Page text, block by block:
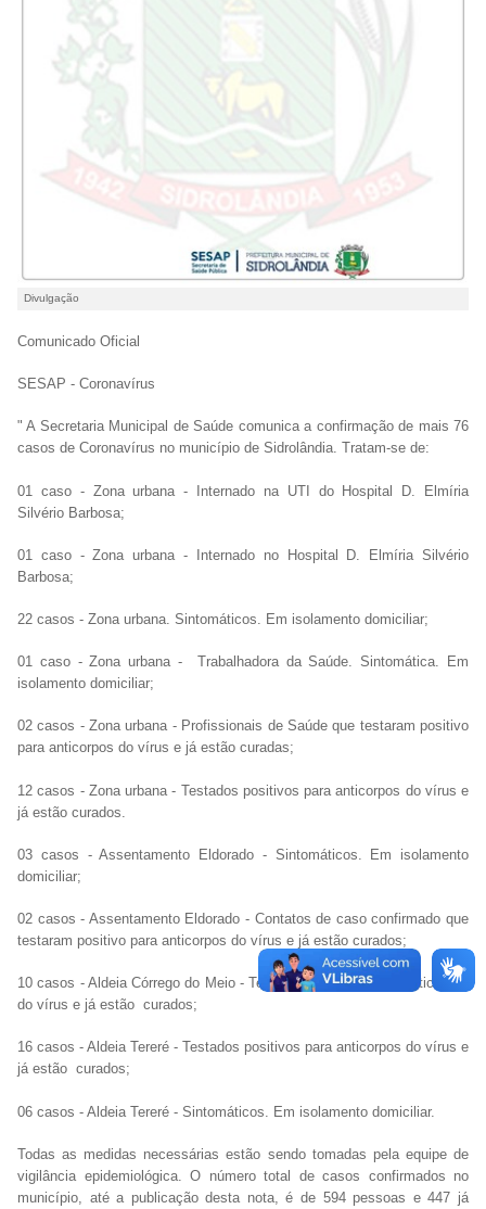
Divulgação
Comunicado Oficial
SESAP - Coronavírus
" A Secretaria Municipal de Saúde comunica a confirmação de mais 76
casos de Coronavírus no município de Sidrolândia. Tratam-se de:
01 caso - Zona urbana - Internado na UTI do Hospital D. Elmíria
Silvério Barbosa;
01 caso - Zona urbana - Internado no Hospital D. Elmíria Silvério
Barbosa;
22 casos - Zona urbana. Sintomáticos. Em isolamento domiciliar;
01 caso - Zona urbana - Trabalhadora da Saúde. Sintomática. Em
isolamento domiciliar;
02 casos - Zona urbana - Profissionais de Saúde que testaram positivo
para anticorpos do vírus e já estão curadas;
12 casos - Zona urbana - Testados positivos para anticorpos do vírus e
já estão curados.
03 casos - Assentamento Eldorado - Sintomáticos. Em isolamento
domiciliar;
02 casos - Assentamento Eldorado - Contatos de caso confirmado que
testaram positivo para anticorpos do vírus e já estão curados;
10 casos - Aldeia Córrego do Meio - Testados positivos para anticorpos
do vírus e já estão curados;
16 casos - Aldeia Tereré - Testados positivos para anticorpos do vírus e
já estão curados;
06 casos - Aldeia Tereré - Sintomáticos. Em isolamento domiciliar.
Todas as medidas necessárias estão sendo tomadas pela equipe de
vigilância epidemiológica. O número total de casos confirmados no
município, até a publicação desta nota, é de 594 pessoas e 447 já